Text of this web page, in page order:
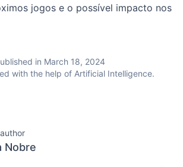
jogos e o possível impacto nos
in March 18, 2024
with the help of Artificial Intelligence.
Nobre